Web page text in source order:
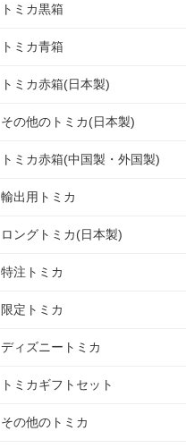
トミカ黒箱
トミカ青箱
トミカ赤箱(日本製)
その他のトミカ(日本製)
トミカ赤箱(中国製・外国製)
輸出用トミカ
ロングトミカ(日本製)
特注トミカ
限定トミカ
ディズニートミカ
トミカギフトセット
その他のトミカ